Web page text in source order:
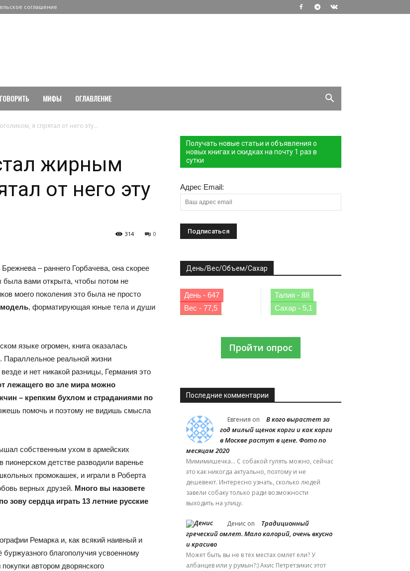
соглашение
МИФЫ ОГЛАВЛЕНИЕ
я спрятал от него эту...
жирным
от него эту
0
314
– раннего Горбачева, она скорее
была вами открыта, чтобы потом не
моего поколения это была не просто
модель, форматирующая юные тела и души
языке огромен, книга оказалась
Параллельное реальной жизни
и нет никакой разницы, Германия это
лежащего во зле мира можно
– крепким бухлом и страданиями по
помочь и поэтому не видишь смысла
собственным ухом в армейских
пионерском детстве разводили варенье
промокашек, и играли в Роберта
верных друзей. Много вы назовете
зову сердца играть 13 летние русские
Ремарка и, как всякий наивный и
благополучия усвоенному
автором дворянского
Получать новые статьи и объявления о
новых книгах и скидках на почту 1 раз в
сутки
Адрес Email:
День/Вес/Объем/Сахар
День - 647
Вес - 77,5
Талия - 88
Сахар - 5,1
Пройти опрос
Последние комментарии
Евгения on
В кого вырастет за
год милый щенок корги и как корги
в Москве растут в цене. Фото по
месяцам 2020
Мимимишечка... С собакой гулять можно, сейчас
это как никогда актуально, поэтому и не
дешевеют. Интересно узнать, сколько людей
завели собаку только ради возможности
выходить на улицу.
Денис on
Традиционный
греческий омлет. Мало калорий, очень вкусно
и красиво
Может быть вы не в тех местах омлет ели? У
албанцев или у румын?:) Акис Петретзикис этот